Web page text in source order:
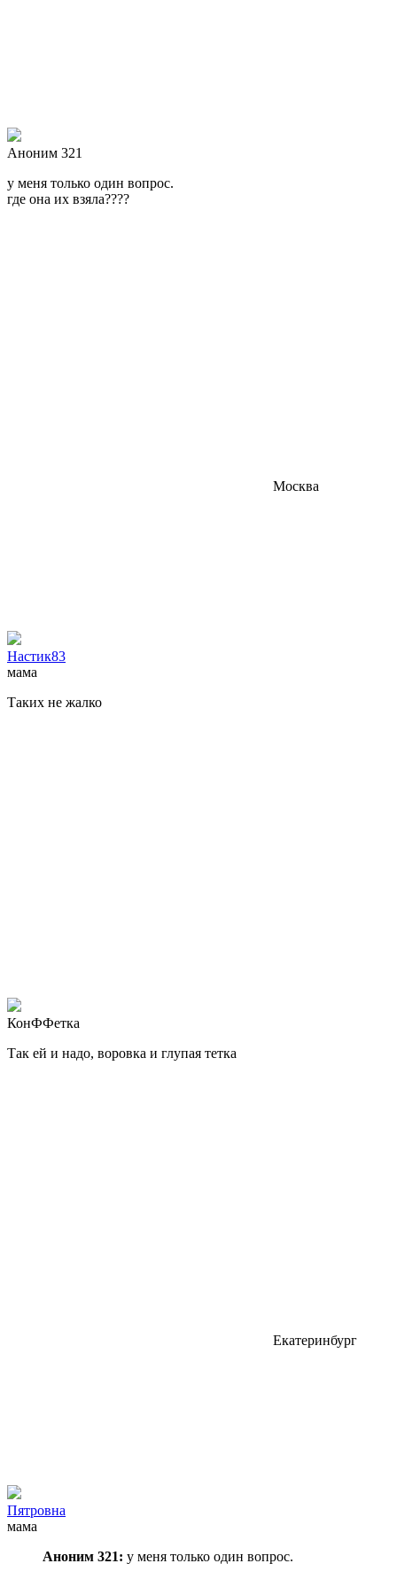
Аноним 321
у меня только один вопрос.
где она их взяла????
Москва
Настик83
мама
Таких не жалко
КонФФетка
Так ей и надо, воровка и глупая тетка
Екатеринбург
Пятровна
мама
Аноним 321: у меня только один вопрос.